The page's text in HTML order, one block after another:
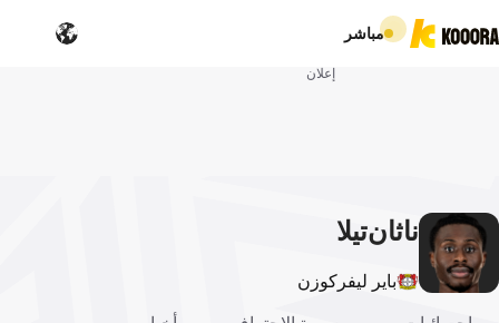
مباشر
إعلان
ناثانتيلا
باير ليفركوزن